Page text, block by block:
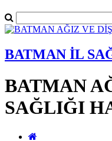
BATMAN İL
BATMAN
SAĞLIĞI